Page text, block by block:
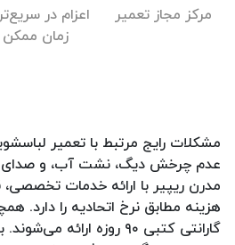
مرکز مجاز تعمیر
اعزام در
زمان ممکن
مشکلات رایج مرتبط با تعمیر
عدم چرخش دیگ، نشت آب، و صدای
مدرن ریپیر با ارائه خدمات
هزینه مطابق نرخ اتحادیه را دارد.
گارانتی کتبی ۹۰ روزه